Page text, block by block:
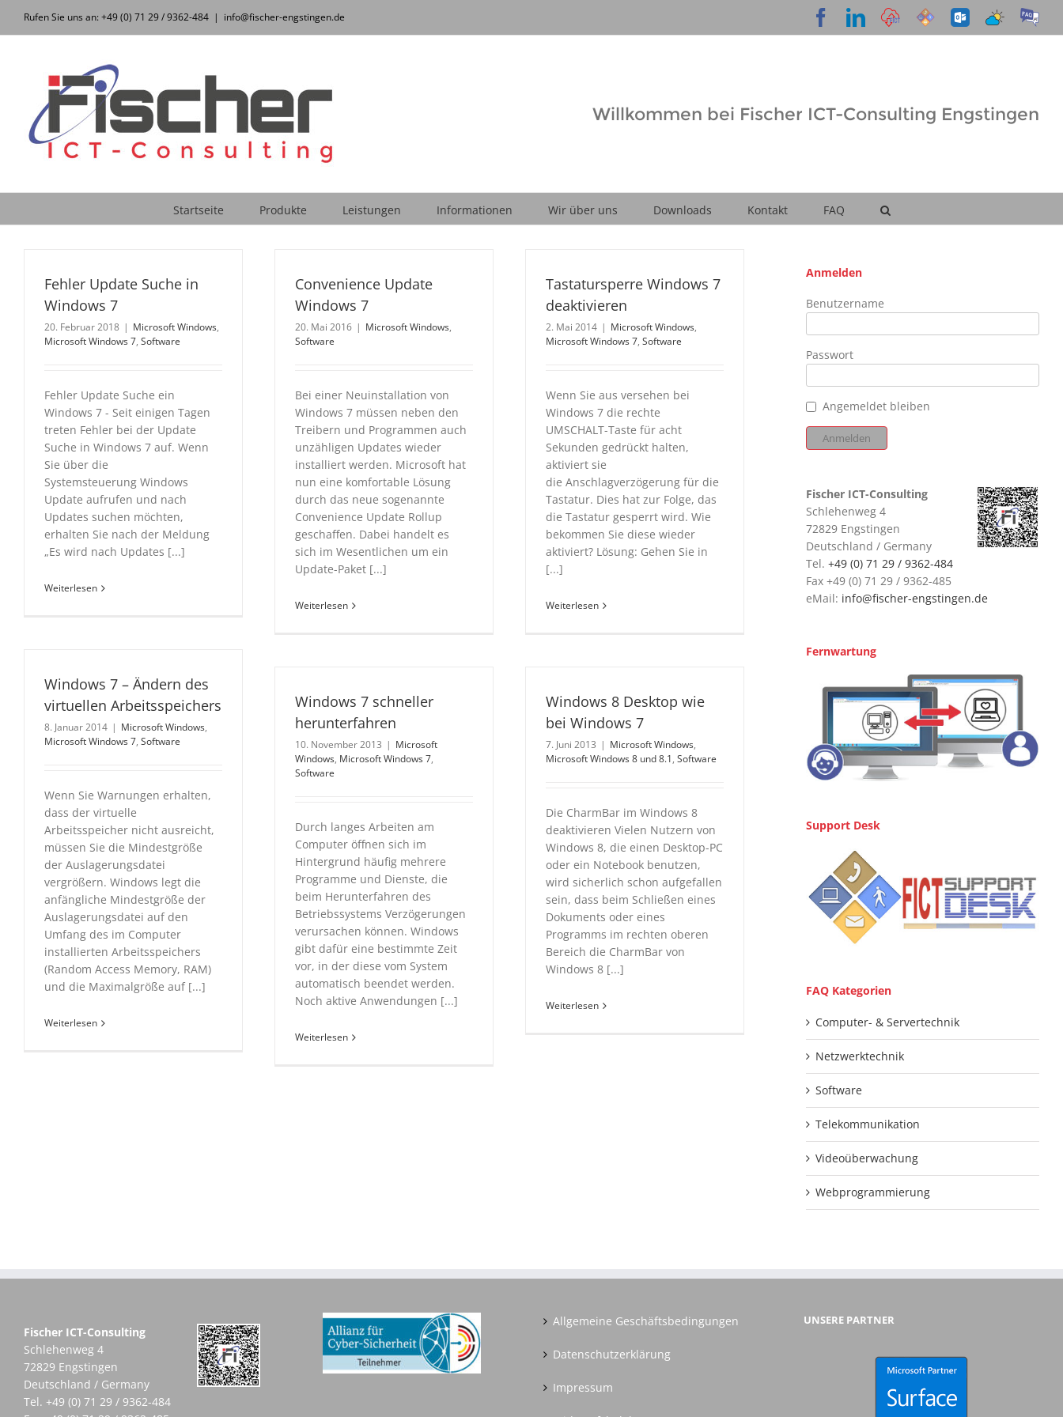
Inhalt
Rufen Sie uns an: +49 (0) 71 29 / 9362-484 | info@fischer-engstingen.de Facebook
LinkedIn
CloudSupport
Desk
OWAWetter
FAQ
Willkommen bei Fischer ICT-Consulting Engstingen
Startseite Produkte Leistungen Informationen Wir über uns Downloads Kontakt FAQ
Fehler Update Suche in
Windows 7
20. Februar 2018 | Microsoft Windows,
Microsoft Windows 7, Software
Fehler Update Suche ein
Windows 7 - Seit einigen Tagen
treten Fehler bei der Update
Suche in Windows 7 auf. Wenn
Sie über die
Systemsteuerung Windows
Update aufrufen und nach
Updates suchen möchten,
erhalten Sie nach der Meldung
„Es wird nach Updates [...]
Weiterlesen
Convenience Update
Windows 7
20. Mai 2016 | Microsoft Windows,
Software
Bei einer Neuinstallation von
Windows 7 müssen neben den
Treibern und Programmen auch
unzähligen Updates wieder
installiert werden. Microsoft hat
nun eine komfortable Lösung
durch das neue sogenannte
Convenience Update Rollup
geschaffen. Dabei handelt es
sich im Wesentlichen um ein
Update-Paket [...]
Weiterlesen
Tastatursperre Windows 7
deaktivieren
2. Mai 2014 | Microsoft Windows,
Microsoft Windows 7, Software
Wenn Sie aus versehen bei
Windows 7 die rechte
UMSCHALT-Taste für acht
Sekunden gedrückt halten,
aktiviert sie
die Anschlagverzögerung für die
Tastatur. Dies hat zur Folge, das
die Tastatur gesperrt wird. Wie
bekommen Sie diese wieder
aktiviert? Lösung: Gehen Sie in
[...]
Weiterlesen
Windows 7 – Ändern des
virtuellen Arbeitsspeichers
8. Januar 2014 | Microsoft Windows,
Microsoft Windows 7, Software
Wenn Sie Warnungen erhalten,
dass der virtuelle
Arbeitsspeicher nicht ausreicht,
müssen Sie die Mindestgröße
der Auslagerungsdatei
vergrößern. Windows legt die
anfängliche Mindestgröße der
Auslagerungsdatei auf den
Umfang des im Computer
installierten Arbeitsspeichers
(Random Access Memory, RAM)
und die Maximalgröße auf [...]
Weiterlesen
Windows 7 schneller
herunterfahren
10. November 2013 | Microsoft
Windows, Microsoft Windows 7,
Software
Durch langes Arbeiten am
Computer öffnen sich im
Hintergrund häufig mehrere
Programme und Dienste, die
beim Herunterfahren des
Betriebssystems Verzögerungen
verursachen können. Windows
gibt dafür eine bestimmte Zeit
vor, in der diese vom System
automatisch beendet werden.
Noch aktive Anwendungen [...]
Weiterlesen
Windows 8 Desktop wie
bei Windows 7
7. Juni 2013 | Microsoft Windows,
Microsoft Windows 8 und 8.1, Software
Die CharmBar im Windows 8
deaktivieren Vielen Nutzern von
Windows 8, die einen Desktop-PC
oder ein Notebook benutzen,
wird sicherlich schon aufgefallen
sein, dass beim Schließen eines
Dokuments oder eines
Programms im rechten oberen
Bereich die CharmBar von
Windows 8 [...]
Weiterlesen
Anmelden
Benutzername
Passwort
Angemeldet bleiben
Fischer ICT-Consulting
Schlehenweg 4
72829 Engstingen
Deutschland / Germany
Tel. +49 (0) 71 29 / 9362-484
Fax +49 (0) 71 29 / 9362-485
eMail: info@fischer-engstingen.de
Fernwartung
Support Desk
FAQ Kategorien
Computer- & Servertechnik
Netzwerktechnik
Software
Telekommunikation
Videoüberwachung
Webprogrammierung
Fischer ICT-Consulting
Schlehenweg 4
72829 Engstingen
Deutschland / Germany
Tel. +49 (0) 71 29 / 9362-484
Allgemeine Geschäftsbedingungen
Datenschutzerklärung
Impressum
UNSERE PARTNER